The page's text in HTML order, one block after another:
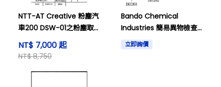
NTT-AT Creative 粉塵汽
車200 DSW-01之粉塵取
樣器
NT$ 7,000 起
NT$ 8,750
Bando Chemical
Industries 簡易異物檢查
工具主體 BANDO DEC-20
系列
立即詢價